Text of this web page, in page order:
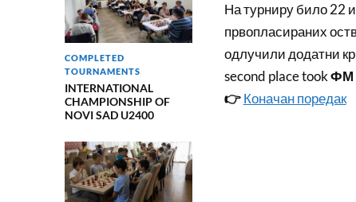
COMPLETED
TOURNAMENTS
INTERNATIONAL
CHAMPIONSHIP OF
NOVI SAD U2400
На турниру било 22
првопласираних
одлучили додатни
second place tookФМ
👉 Коначан поредак